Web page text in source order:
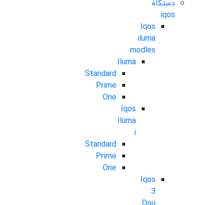
دستگاه
iqos
Iqos
iluma
modles
Iluma
Standard
Prime
One
Iqos
Iluma
i
Standard
Prime
One
Iqos
3